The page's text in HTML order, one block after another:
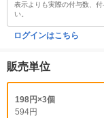
表示よりも実際の付与数、
い。
ログインはこちら
販売単位
198円×3個
594円